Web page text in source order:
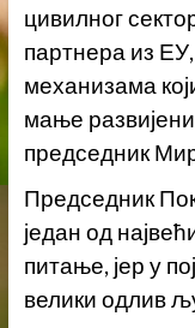
цивилног
партнера из
механизама
мање
председник
Председник
један од
питање, јер у
велики одлив